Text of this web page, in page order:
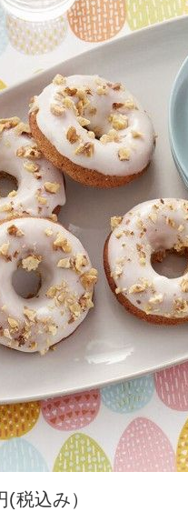
税込み）